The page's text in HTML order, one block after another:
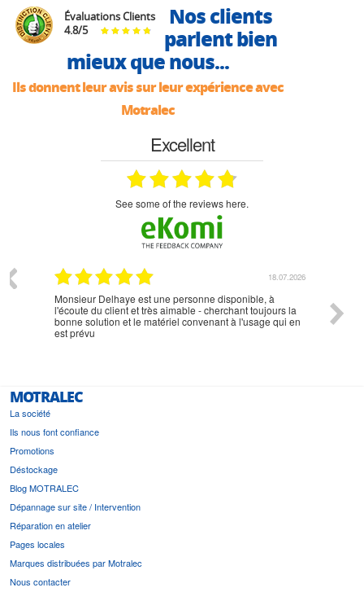
Évaluations Clients
4.8/5
Nos clients
parlent bien
mieux que nous...
Ils donnent leur avis sur leur expérience avec
Motralec
Excellent
see some of the reviews here.
18.07.2026
Monsieur Delhaye est une personne disponible, à
l'écoute du client et très aimable - cherchant toujours la
bonne solution et le matériel convenant à l'usage qui en
est prévu
MOTRALEC
La société
Ils nous font confiance
Promotions
Déstockage
Blog MOTRALEC
Dépannage sur site / Intervention
Réparation en atelier
Pages locales
Marques distribuées par Motralec
Nous contacter